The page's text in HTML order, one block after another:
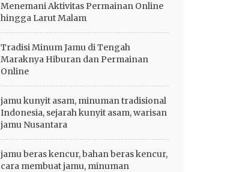
Menemani Aktivitas Permainan Online
hingga Larut Malam
Tradisi Minum Jamu di Tengah
Maraknya Hiburan dan Permainan
Online
jamu kunyit asam, minuman tradisional
Indonesia, sejarah kunyit asam, warisan
jamu Nusantara
jamu beras kencur, bahan beras kencur,
cara membuat jamu, minuman